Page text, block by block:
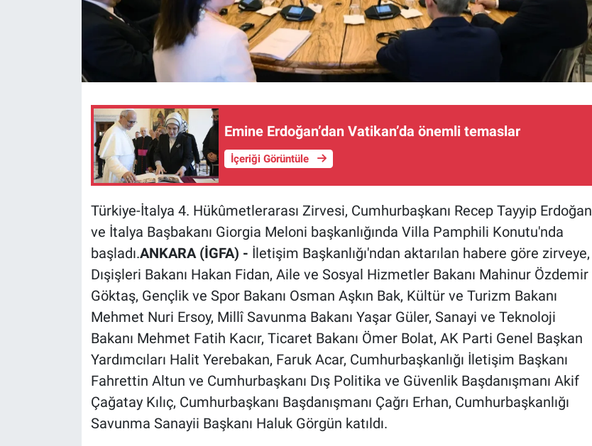
Emine Erdoğan’dan Vatikan’da önemli temaslar
İçeriği Görüntüle
Türkiye-İtalya 4. Hükûmetlerarası Zirvesi, Cumhurbaşkanı Recep Tayyip Erdoğan
ve İtalya Başbakanı Giorgia Meloni başkanlığında Villa Pamphili Konutu'nda
başladı.ANKARA (İGFA) - İletişim Başkanlığı'ndan aktarılan habere göre zirveye,
Dışişleri Bakanı Hakan Fidan, Aile ve Sosyal Hizmetler Bakanı Mahinur Özdemir
Göktaş, Gençlik ve Spor Bakanı Osman Aşkın Bak, Kültür ve Turizm Bakanı
Mehmet Nuri Ersoy, Millî Savunma Bakanı Yaşar Güler, Sanayi ve Teknoloji
Bakanı Mehmet Fatih Kacır, Ticaret Bakanı Ömer Bolat, AK Parti Genel Başkan
Yardımcıları Halit Yerebakan, Faruk Acar, Cumhurbaşkanlığı İletişim Başkanı
Fahrettin Altun ve Cumhurbaşkanı Dış Politika ve Güvenlik Başdanışmanı Akif
Çağatay Kılıç, Cumhurbaşkanı Başdanışmanı Çağrı Erhan, Cumhurbaşkanlığı
Savunma Sanayii Başkanı Haluk Görgün katıldı.